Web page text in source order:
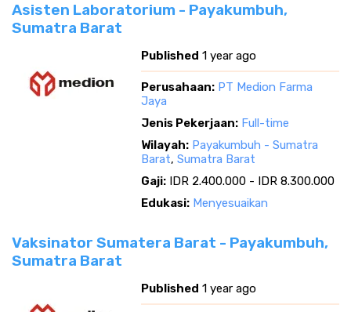
Asisten Laboratorium - Payakumbuh,
Sumatra Barat
Published 1 year ago
Perusahaan: PT Medion Farma
Jaya
Jenis Pekerjaan: Full-time
Wilayah: Payakumbuh - Sumatra
Barat, Sumatra Barat
Gaji: IDR 2.400.000 - IDR 8.300.000
Edukasi: Menyesuaikan
Vaksinator Sumatera Barat - Payakumbuh,
Sumatra Barat
Published 1 year ago